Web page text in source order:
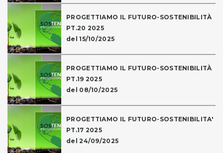
PROGETTIAMO IL FUTURO-SOSTENIBILITÀ
PT.20 2025
del 15/10/2025
PROGETTIAMO IL FUTURO-SOSTENIBILITÀ
PT.19 2025
del 08/10/2025
PROGETTIAMO IL FUTURO-SOSTENIBILITA'
PT.17 2025
del 24/09/2025